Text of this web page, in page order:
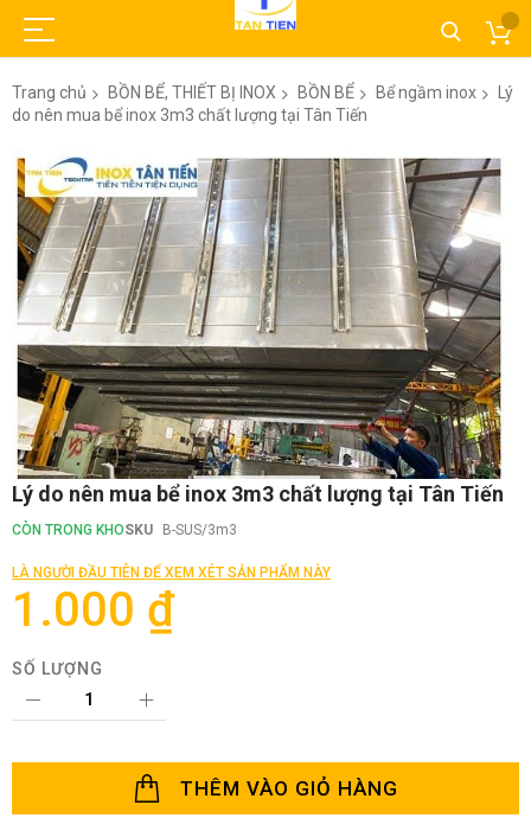
Trang chủ BỒN BỂ, THIẾT BỊ INOX BỒN BỂ Bể ngầm inox
Lý
do nên mua bể inox 3m3 chất lượng tại Tân Tiến
Chuyển
đến
phần
đầu
của
thư
viện
hình
ảnh
Chuyển
đến
phần
của
thư
hình
Lý do nên mua bể inox 3m3 chất lượng tại Tân Tiến
CÒN TRONG KHOSKU B-SUS/3m3
LÀ NGƯỜI ĐẦU TIÊN ĐỂ XEM XÉT SẢN PHẨM NÀY
1.000 ₫
SỐ LƯỢNG
THÊM VÀO GIỎ HÀNG